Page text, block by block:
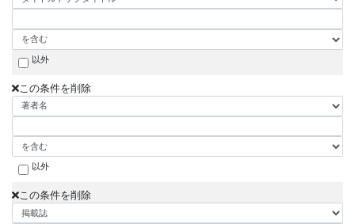
以外
この条件を削除
以外
この条件を削除